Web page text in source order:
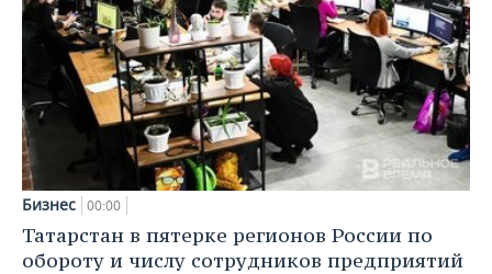
Бизнес 00:00
Татарстан в пятерке регионов России по
обороту и числу сотрудников предприятий